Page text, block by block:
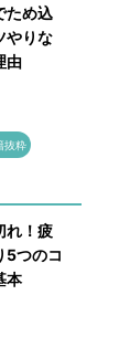
ため込
やりな
由
抜粋
れ！疲
5つのコ
本